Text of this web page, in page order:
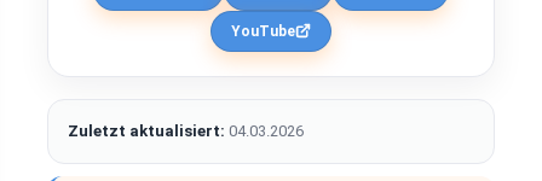
YouTube
Zuletzt aktualisiert: 04.03.2026